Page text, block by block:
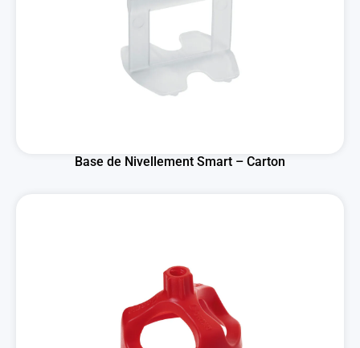
Base de Nivellement Smart – Carton